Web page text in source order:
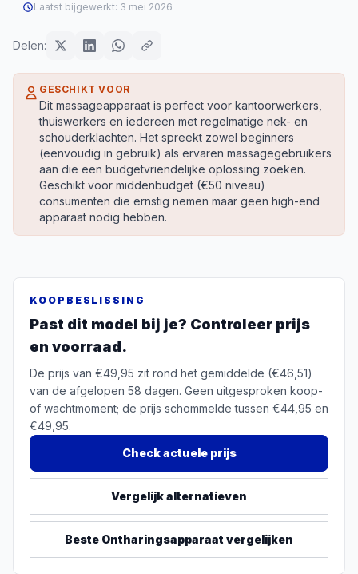
Laatst bijgewerkt: 3 mei 2026
Delen:
GESCHIKT VOOR
Dit massageapparaat is perfect voor kantoorwerkers,
thuiswerkers en iedereen met regelmatige nek- en
schouderklachten. Het spreekt zowel beginners
(eenvoudig in gebruik) als ervaren massagegebruikers
aan die een budgetvriendelijke oplossing zoeken.
Geschikt voor middenbudget (€50 niveau)
consumenten die ernstig nemen maar geen high-end
apparaat nodig hebben.
KOOPBESLISSING
Past dit model bij je? Controleer prijs
en voorraad.
De prijs van €49,95 zit rond het gemiddelde (€46,51)
van de afgelopen 58 dagen. Geen uitgesproken koop-
of wachtmoment; de prijs schommelde tussen €44,95 en
€49,95.
Check actuele prijs
Vergelijk alternatieven
Beste Ontharingsapparaat vergelijken